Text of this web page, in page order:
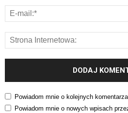
Powiadom mnie o kolejnych
Powiadom mnie o nowych wpisach